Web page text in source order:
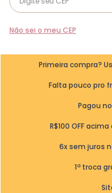
Não sei o meu CEP
Primeira compra?
Falta pouco pro
Pagou no
R$100 OFF acima
6x sem juros
1ª troca